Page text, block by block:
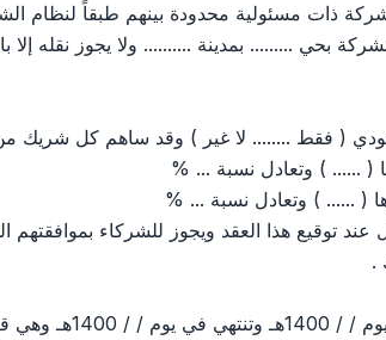
ذات مسئولية محدودة بينهم طبقاً لنظام
بحي ......... بمدينة .......... ولا يجوز نقله إلا
( فقط ........ لا غير ) وقد ساهم كل شريك من
هذا العقد ويجوز للشركاء بموافقتهم
.
تحددت مدة هذه